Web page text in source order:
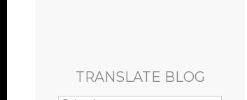
TRANSLATE BLOG